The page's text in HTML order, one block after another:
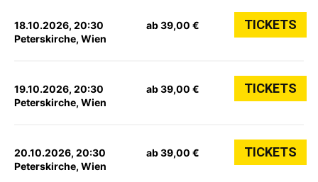
18.10.2026, 20:30
Peterskirche, Wien
ab 39,00 € TICKETS
19.10.2026, 20:30
Peterskirche, Wien
ab 39,00 € TICKETS
20.10.2026, 20:30
Peterskirche, Wien
ab 39,00 € TICKETS